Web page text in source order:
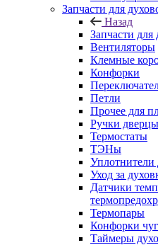
Запчасти для
Назад
Запчасти для
Вентиляторы
Клемные
Конфорки
Петли
Прочее для
Ручки дверцы
Термостаты
ТЭНы
Уплотнители
Уход за
Датчики
Термопары
Конфорки
Таймеры